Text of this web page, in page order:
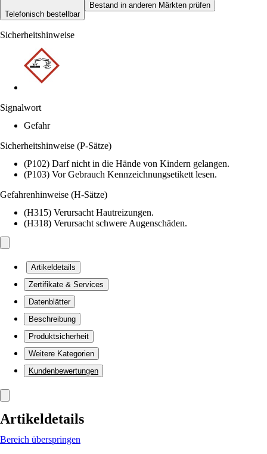
Telefonisch bestellbar
Bestand in anderen Märkten prüfen
Sicherheitshinweise
Signalwort
Gefahr
Sicherheitshinweise (P-Sätze)
(P102) Darf nicht in die Hände von Kindern gelangen.
(P103) Vor Gebrauch Kennzeichnungsetikett lesen.
Gefahrenhinweise (H-Sätze)
(H315) Verursacht Hautreizungen.
(H318) Verursacht schwere Augenschäden.
Artikeldetails
Zertifikate & Services
Datenblätter
Beschreibung
Produktsicherheit
Weitere Kategorien
Kundenbewertungen
Artikeldetails
Bereich überspringen